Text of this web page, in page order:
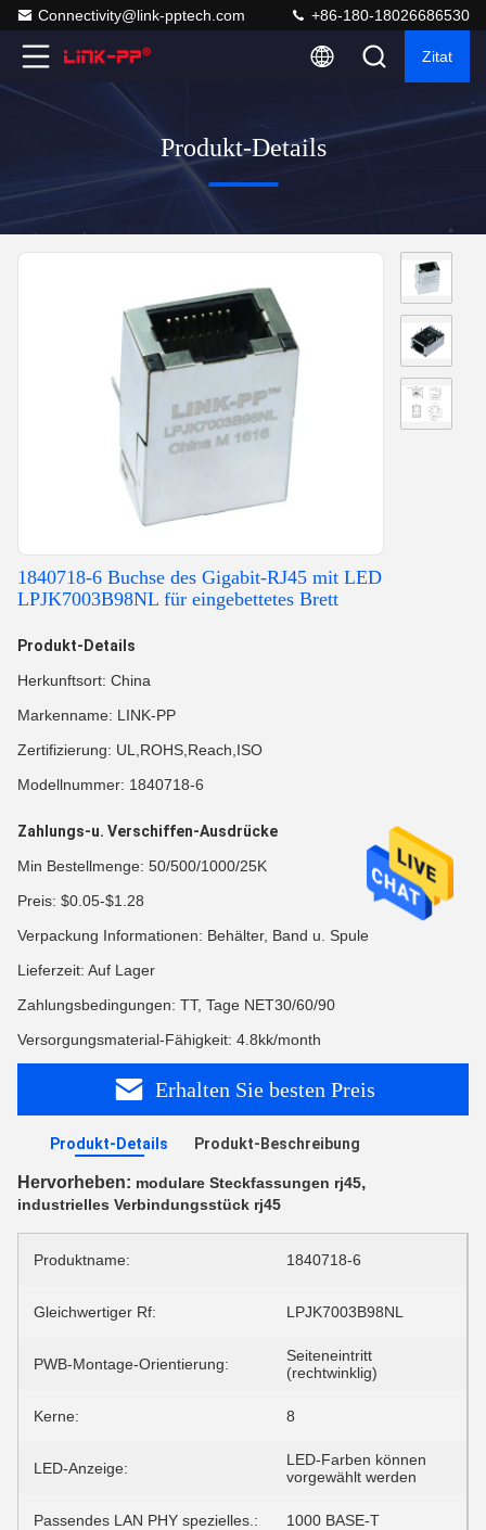
Connectivity@link-pptech.com +86-180-18026686530
Zitat
Produkt-Details
1840718-6 Buchse des Gigabit-RJ45 mit LED
LPJK7003B98NL für eingebettetes Brett
Produkt-Details
Herkunftsort: China
Markenname: LINK-PP
Zertifizierung: UL,ROHS,Reach,ISO
Modellnummer: 1840718-6
Zahlungs-u. Verschiffen-Ausdrücke
Min Bestellmenge: 50/500/1000/25K
Preis: $0.05-$1.28
Verpackung Informationen: Behälter, Band u. Spule
Lieferzeit: Auf Lager
Zahlungsbedingungen: TT, Tage NET30/60/90
Versorgungsmaterial-Fähigkeit: 4.8kk/month
Erhalten Sie besten Preis
Produkt-Details Produkt-Beschreibung
Hervorheben: modulare Steckfassungen rj45,
industrielles Verbindungsstück rj45
Produktname: 1840718-6
Gleichwertiger Rf: LPJK7003B98NL
PWB-Montage-Orientierung:
Seiteneintritt
(rechtwinklig)
Kerne: 8
LED-Anzeige:
LED-Farben können
vorgewählt werden
Passendes LAN PHY spezielles.: 1000 BASE-T